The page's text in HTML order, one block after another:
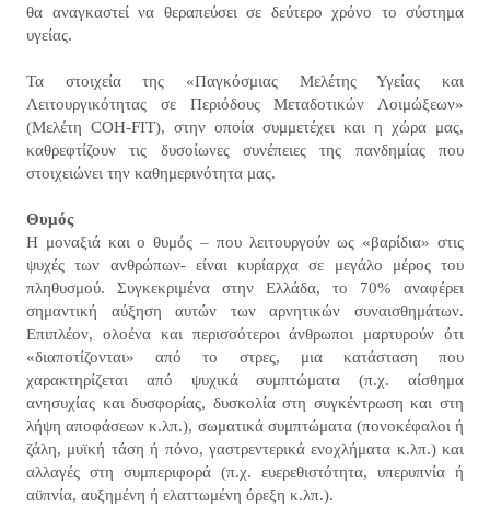
θα αναγκαστεί να θεραπεύσει σε δεύτερο χρόνο το σύστημα
υγείας.
Τα στοιχεία της «Παγκόσμιας Μελέτης Υγείας και
Λειτουργικότητας σε Περιόδους Μεταδοτικών Λοιμώξεων»
(Μελέτη COH-FIT), στην οποία συμμετέχει και η χώρα μας,
καθρεφτίζουν τις δυσοίωνες συνέπειες της πανδημίας που
στοιχειώνει την καθημερινότητα μας.
Θυμός
Η μοναξιά και ο θυμός – που λειτουργούν ως «βαρίδια» στις
ψυχές των ανθρώπων- είναι κυρίαρχα σε μεγάλο μέρος του
πληθυσμού. Συγκεκριμένα στην Ελλάδα, το 70% αναφέρει
σημαντική αύξηση αυτών των αρνητικών συναισθημάτων.
Επιπλέον, ολοένα και περισσότεροι άνθρωποι μαρτυρούν ότι
«διαποτίζονται» από το στρες, μια κατάσταση που
χαρακτηρίζεται από ψυχικά συμπτώματα (π.χ. αίσθημα
ανησυχίας και δυσφορίας, δυσκολία στη συγκέντρωση και στη
λήψη αποφάσεων κ.λπ.), σωματικά συμπτώματα (πονοκέφαλοι ή
ζάλη, μυϊκή τάση ή πόνο, γαστρεντερικά ενοχλήματα κ.λπ.) και
αλλαγές στη συμπεριφορά (π.χ. ευερεθιστότητα, υπερυπνία ή
αϋπνία, αυξημένη ή ελαττωμένη όρεξη κ.λπ.).